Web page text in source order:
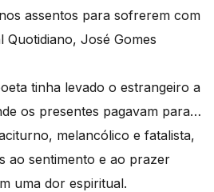
assentos para sofrerem com
Quotidiano, José Gomes
tinha levado o estrangeiro a
os presentes pagavam para…
melancólico e fatalista,
ao sentimento e ao prazer
uma dor espiritual.